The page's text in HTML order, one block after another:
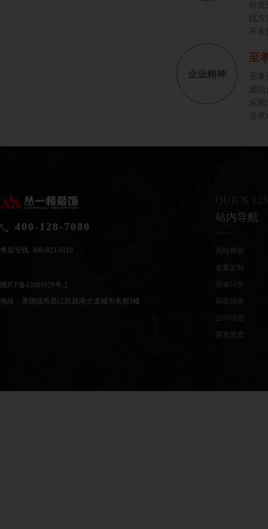
向优
找方
不走
企业精神
至
至
团
乐
追
400-128-7080
售后专线: 400-823-0116
赣ICP备12001929号-2
地址：景德镇市昌江区昌南大道城市名都5楼
QUICK
站内导航
高端整装
全案定制
装修问答
获取报价
公司动态
荣誉资质